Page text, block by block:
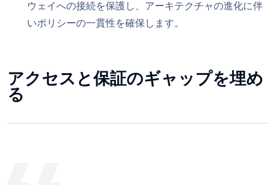
ウェイへの接続を保護し、アーキテクチャの進化に伴
いポリシーの一貫性を確保します。
アクセスと保証のギャップを埋め
る